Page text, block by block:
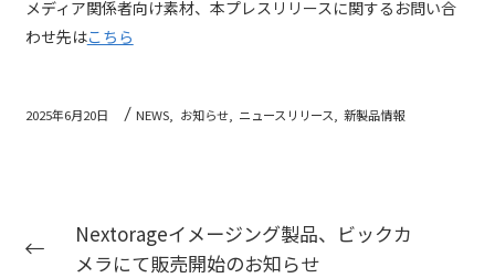
メディア関係者向け素材、本プレスリリースに関するお問い合
わせ先はこちら
2025年6月20日 NEWS, お知らせ, ニュースリリース, 新製品情報
Nextorageイメージング製品、ビックカ
メラにて販売開始のお知らせ